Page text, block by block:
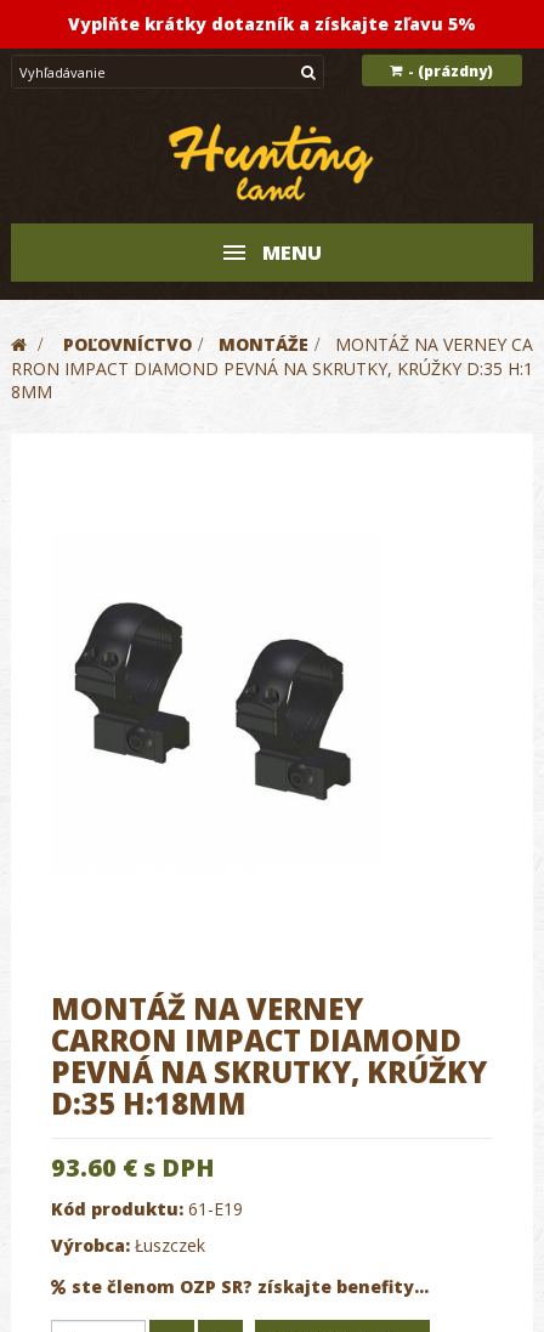
Vyplňte krátky dotazník a získajte zľavu 5%
- (prázdny)
MENU
> POĽOVNÍCTVO > MONTÁŽE >
MONTÁŽ NA VERNEY CA
RRON IMPACT DIAMOND PEVNÁ NA SKRUTKY, KRÚŽKY D:35 H:1
8MM
MONTÁŽ NA VERNEY
CARRON IMPACT DIAMOND
PEVNÁ NA SKRUTKY, KRÚŽKY
D:35 H:18MM
93.60 € s DPH
Kód produktu: 61-E19
Výrobca: Łuszczek
ste členom OZP SR? získajte benefity...